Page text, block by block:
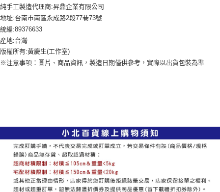
純手工製造代理商:昇鼎企業有限公司
地址:台南市南區永成路2段77巷73號
統編:89376633
產地:台灣
版權所有:黃慶生(工作室)
※注意事項：圖片、商品資訊，製造日期僅供參考，實際以出貨包裝為準